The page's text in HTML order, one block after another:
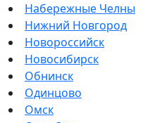
Набережные Челны
Нижний Новгород
Новороссийск
Новосибирск
Обнинск
Одинцово
Омск